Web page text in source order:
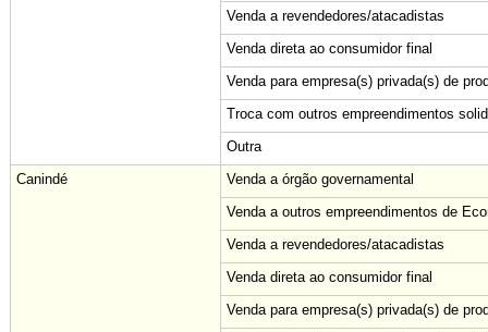
Venda a revendedores/atacadistas
Venda direta ao consumidor final
Venda para empresa(s) privada(s) de
Troca com outros empreendimentos
Outra
Canindé
Venda a órgão governamental
Venda a outros empreendimentos de
Venda a revendedores/atacadistas
Venda direta ao consumidor final
Venda para empresa(s) privada(s) de